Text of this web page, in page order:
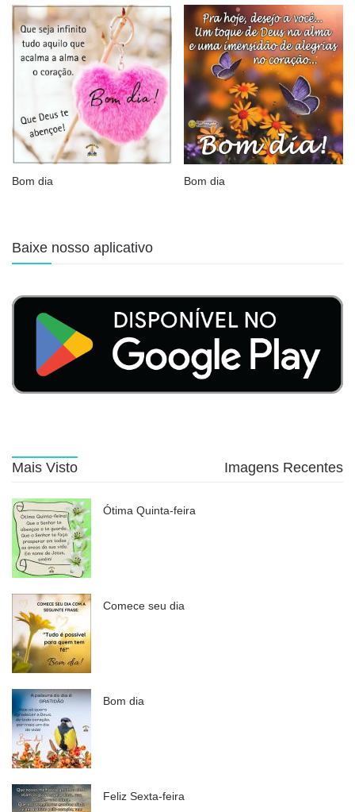
Bom dia Bom dia
Baixe nosso aplicativo
Mais Visto Imagens Recentes
Ótima Quinta-feira
Comece seu dia
Bom dia
Feliz Sexta-feira